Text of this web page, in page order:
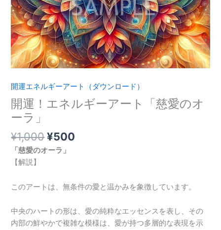
開運エネルギーアート（ダウンロード）
開運！エネルギーアート「慈愛のオ
ーラ」
¥1,000¥500
「慈愛のオーラ 」
【解説】
このアートは、無条件の愛と温かみを象徴しています。
中央のハートの形は、愛の純粋なエッセンスを表し、その
内部の鮮やかで複雑な模様は、愛が持つ多層的な表現を示
愛
の
オ
ー
ラ」
個